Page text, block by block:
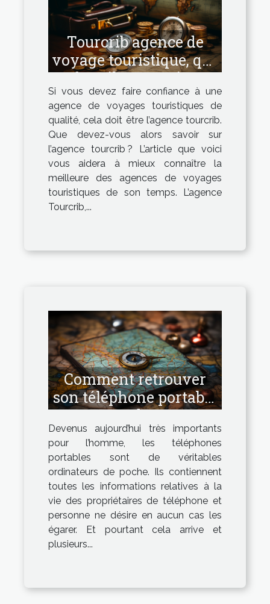
Tourcrib agence de
voyage touristique, que
faut-il en savoir ?
Si vous devez faire confiance à une
agence de voyages touristiques de
qualité, cela doit être l’agence tourcrib.
Que devez-vous alors savoir sur
l’agence tourcrib ? L’article que voici
vous aidera à mieux connaître la
meilleure des agences de voyages
touristiques de son temps. L’agence
Tourcrib,...
Comment retrouver
son téléphone portable
perdu ?
Devenus aujourd’hui très importants
pour l’homme, les téléphones
portables sont de véritables
ordinateurs de poche. Ils contiennent
toutes les informations relatives à la
vie des propriétaires de téléphone et
personne ne désire en aucun cas les
égarer. Et pourtant cela arrive et
plusieurs...